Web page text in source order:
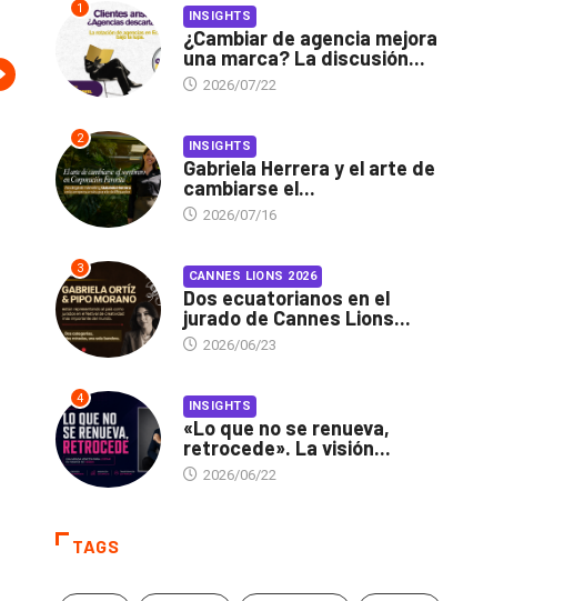
1 INSIGHTS
¿Cambiar de agencia mejora
una marca? La discusión...
2026/07/22
2 INSIGHTS
Gabriela Herrera y el arte de
cambiarse el...
2026/07/16
3 CANNES LIONS 2026
Dos ecuatorianos en el
jurado de Cannes Lions...
2026/06/23
4 INSIGHTS
«Lo que no se renueva,
retrocede». La visión...
2026/06/22
TAGS